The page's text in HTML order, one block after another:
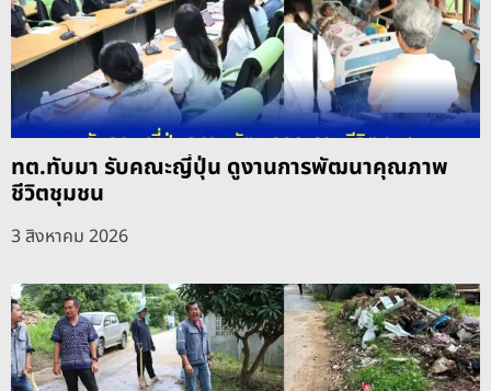
ทต.ทับมา รับคณะญี่ปุ่น ดูงานการพัฒนาคุณภาพ
ชีวิตชุมชน
3 สิงหาคม 2026